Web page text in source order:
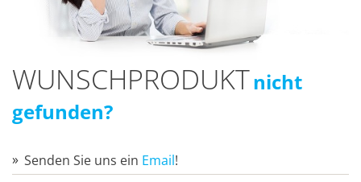
WUNSCHPRODUKTnicht
gefunden?
Senden Sie uns ein Email!